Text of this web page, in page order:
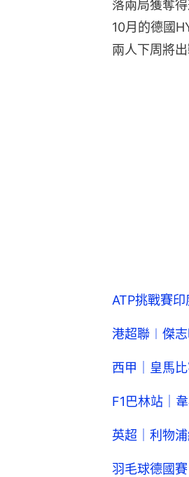
落兩局獲奪
10月的德國
兩人下周將
ATP挑戰賽
港超聯︱傑
西甲｜皇馬
F1巴林站｜
英超｜利物
羽毛球德國